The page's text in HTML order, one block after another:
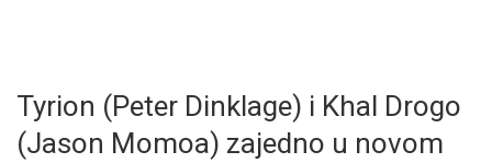
Tyrion (Peter Dinklage) i Khal Drogo
(Jason Momoa) zajedno u novom